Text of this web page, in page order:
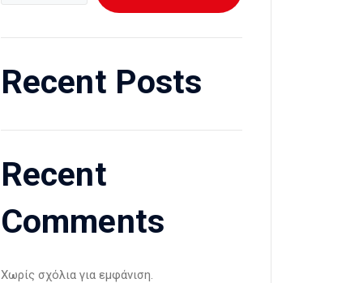
Recent Posts
Recent
Comments
Χωρίς σχόλια για εμφάνιση.